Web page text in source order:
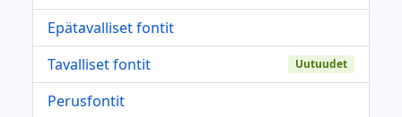
Epätavalliset fontit
Tavalliset fontit
Uutuudet
Perusfontit